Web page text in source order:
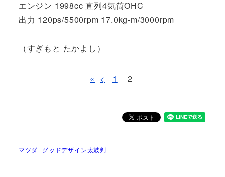
エンジン 1998cc 直列4気筒OHC
出力 120ps/5500rpm 17.0kg-m/3000rpm
（すぎもと たかよし）
« < 1 2
マツダ グッドデザイン太鼓判